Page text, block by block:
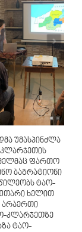
უმასპინძლა
კლარჯეთის
ფართო
ბაგრატიონი
ტაო-
ხელით
არაერთი
კლარჯეთზე
ტაო-